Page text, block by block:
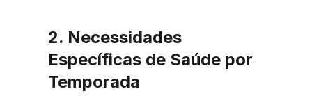
2. Necessidades
Específicas de Saúde por
Temporada